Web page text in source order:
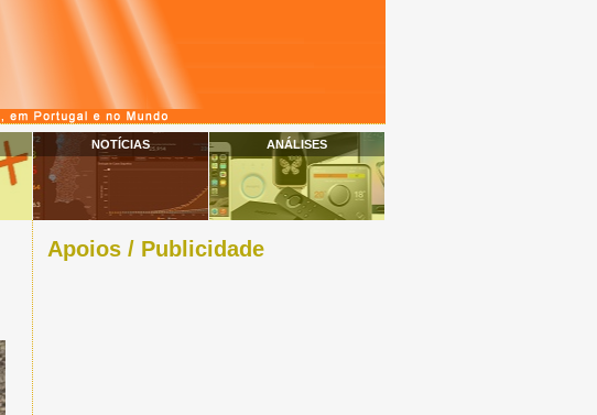
NOTÍCIAS ANÁLISES
Apoios / Publicidade